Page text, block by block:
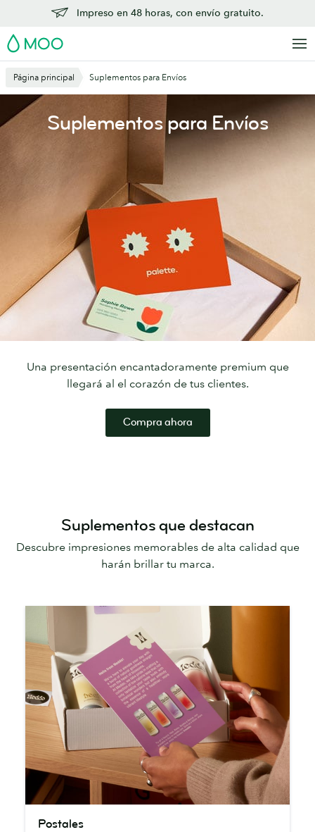
contenido
principal
Impreso en 48 horas, con envío gratuito.
MOO
Página principal Suplementos para Envíos
Suplementos para Envíos
Una presentación encantadoramente premium que
llegará al el corazón de tus clientes.
Compra ahora
Suplementos que destacan
Descubre impresiones memorables de alta calidad que
harán brillar tu marca.
Postales